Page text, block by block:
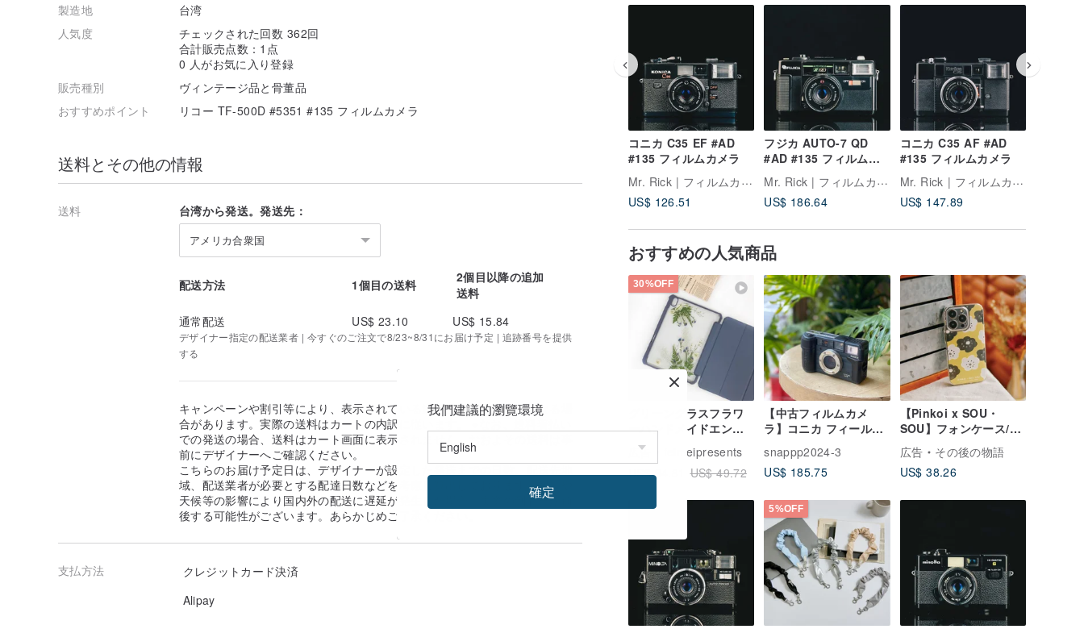
コニカ C35 EF #AD
#135 フィルムカメラ
Mr. Rick | フィルムカメラ専門店
US$ 126.51
フジカ AUTO-7 QD
#AD #135 フィルムカ
メラ
Mr. Rick | フィルムカメラ専門店
US$ 186.64
コニカ C35 AF #AD
#135 フィルムカメラ
Mr. Rick | フィルムカメラ専門店
US$ 147.89
おすすめの人気商品
30%OFF
グリーングラスフラワ
ーハンドメイドエンボ
スiPadケース iPad Air
11インチ 13インチ
iPad Pro 11インチ 13
広告
feimeipresents
US$ 34.81
US$ 49.72
【中古フィルムカメ
ラ】コニカ フィールド
ズ 28WB
snappp2024-3
US$ 185.75
【Pinkoi x SOU・
SOU】フォンケース/ス
マイル/イエロー
広告
その後の物語
US$ 38.26
5%OFF
製造地
台湾
人気度
チェックされた回数 362回
合計販売点数：1点
0 人がお気に入り登録
販売種別
ヴィンテージ品と骨董品
おすすめポイント
リコー TF-500D #5351 #135 フィルムカメラ
送料とその他の情報
送料 台湾から発送。発送先：
アメリカ合衆国
配送方法 1個目の送料
2個目以降の追加
送料
通常配送
US$ 23.10 US$ 15.84
デザイナー指定の配送業者 | 今すぐのご注文で8/23~8/31にお届け予定 | 追跡番号を提供
する
キャンペーンや割引等により、表示されている送料と実際の送料が異なる場
合があります。実際の送料はカートの内訳に従います。 ※なお、送料着払い
での発送の場合、送料はカート画面に表示されません。おおよその送料は事
前にデザイナーへご確認ください。
こちらのお届け予定日は、デザイナーが設定した発送までの日数、配送先地
域、配送業者が必要とする配達日数などを考慮し算出しております。祝日や
天候等の影響により国内外の配送に遅延が発生した場合、実際の到着日が前
後する可能性がございます。あらかじめご了承ください。
支払方法
クレジットカード決済
Alipay
我們建議的瀏覽環境
確定